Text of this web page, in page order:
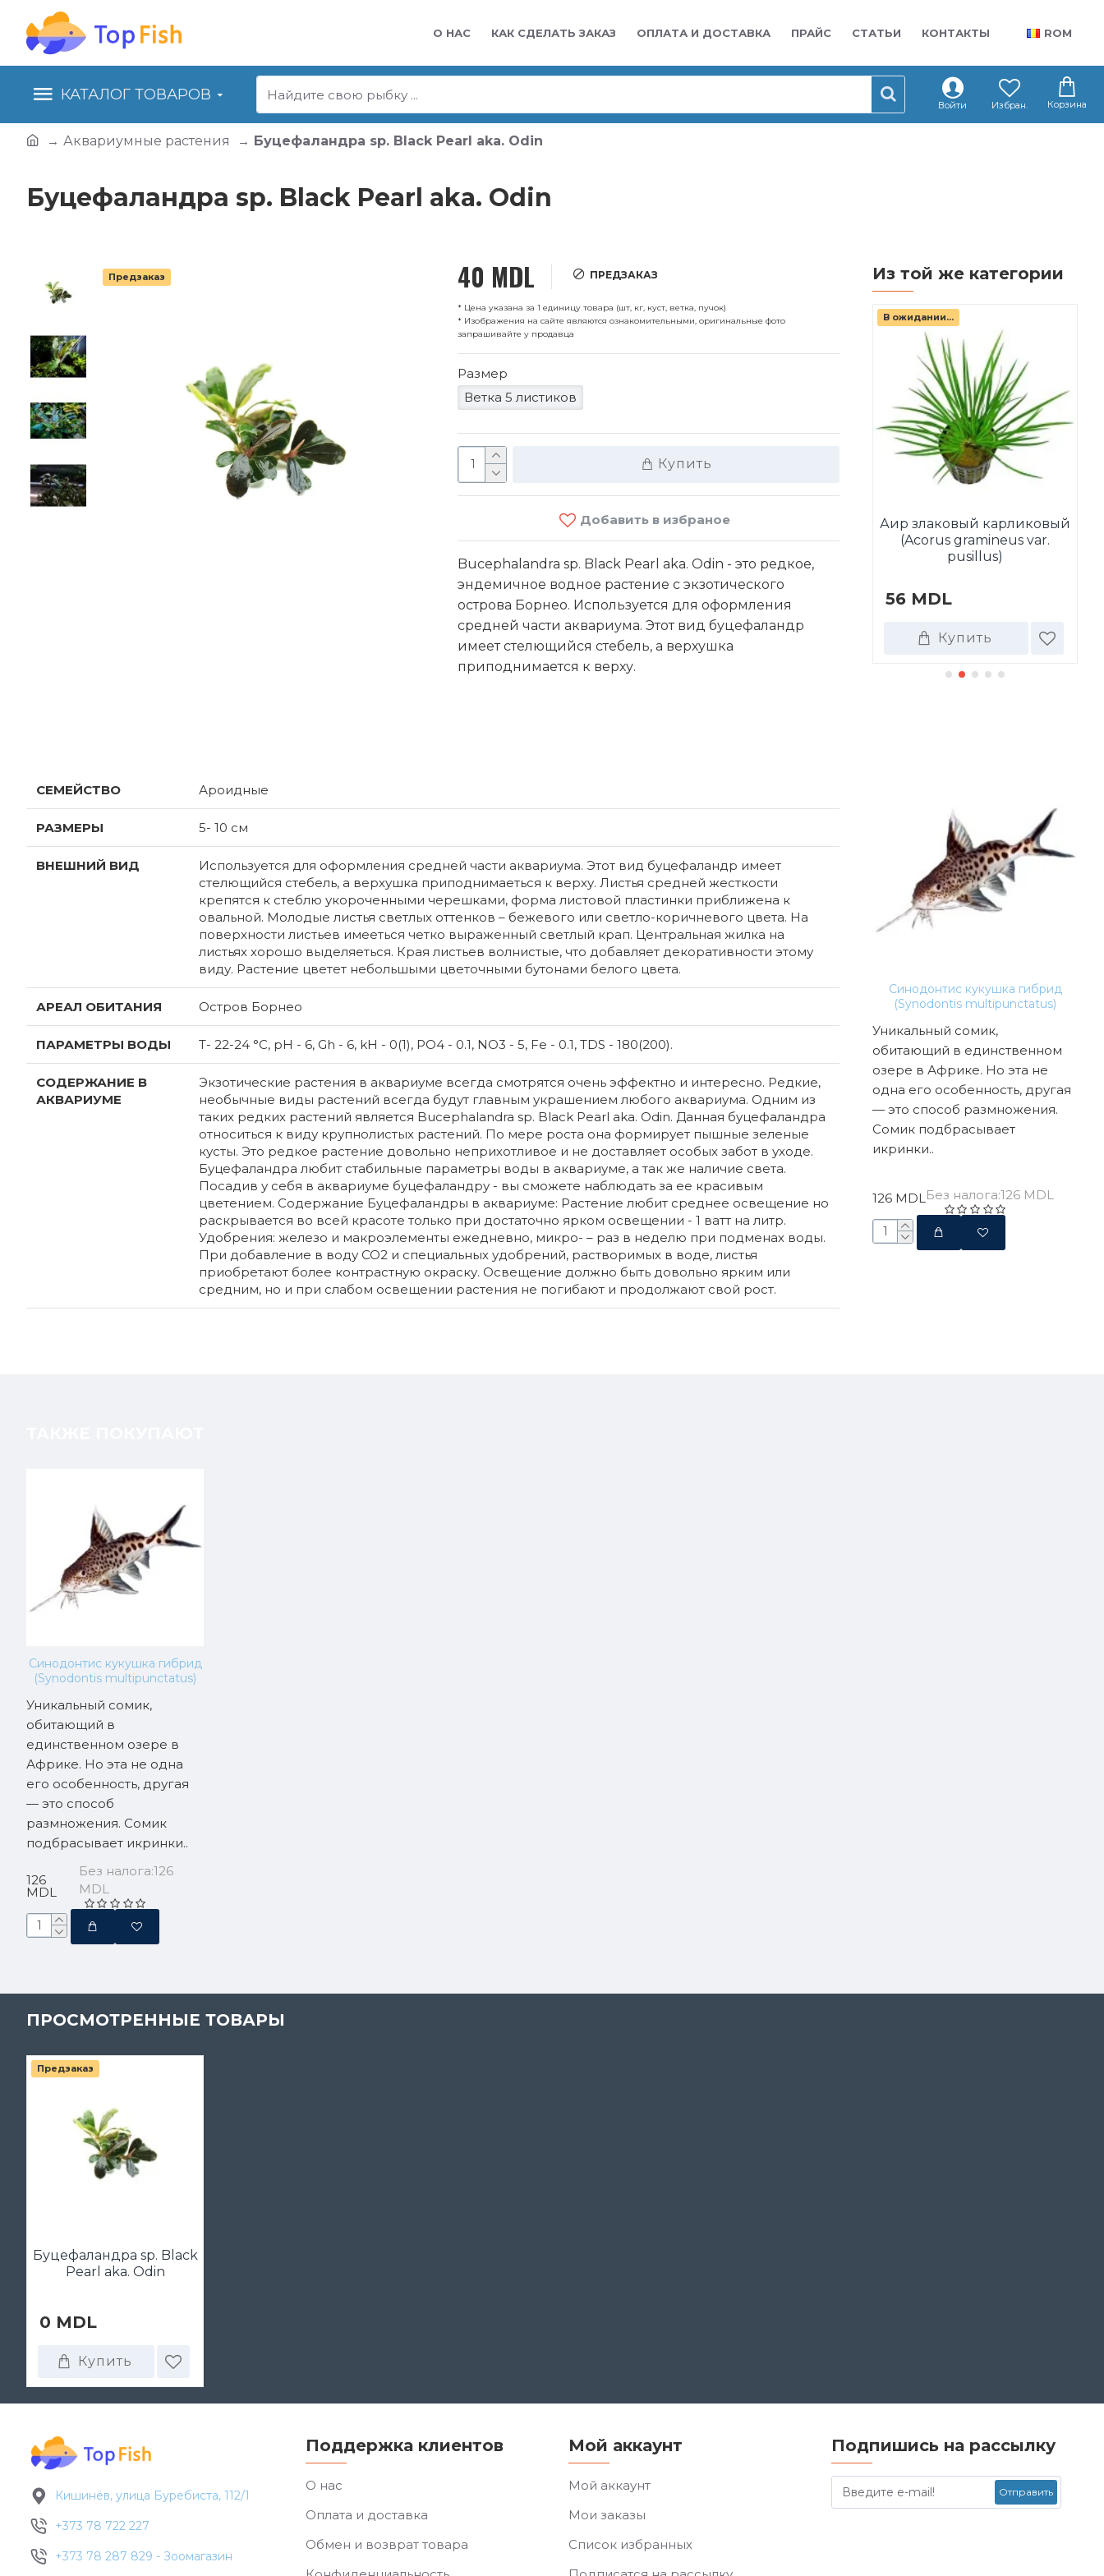
О НАС КАК СДЕЛАТЬ ЗАКАЗ ОПЛАТА И ДОСТАВКА ПРАЙС СТАТЬИ КОНТАКТЫ ROM
КАТАЛОГ ТОВАРОВ
Войти Избран. Корзина
Аквариумные растения Буцефаландра sp. Black Pearl aka. Odin
Буцефаландра sp. Black Pearl aka. Odin
Предзаказ 40 MDL ПРЕДЗАКАЗ
* Цена указана за 1 единицу товара (шт, кг, куст, ветка, пучок)
* Изображения на сайте являются ознакомительными, оригинальные фото
запрашивайте у продавца
Размер
Ветка 5 листиков
Купить
Добавить в избраное
Bucephalandra sp. Black Pearl aka. Odin - это редкое,
эндемичное водное растение с экзотического
острова Борнео. Используется для оформления
средней части аквариума. Этот вид буцефаландр
имеет стелющийся стебель, а верхушка
приподнимается к верху.
СЕМЕЙСТВО Ароидные
РАЗМЕРЫ 5- 10 см
ВНЕШНИЙ ВИД
Используется для оформления средней части аквариума. Этот вид буцефаландр имеет
стелющийся стебель, а верхушка приподнимаеться к верху. Листья средней жесткости
крепятся к стеблю укороченными черешками, форма листовой пластинки приближена к
овальной. Молодые листья светлых оттенков – бежевого или светло-коричневого цвета. На
поверхности листьев имееться четко выраженный светлый крап. Центральная жилка на
листьях хорошо выделяеться. Края листьев волнистые, что добавляет декоративности этому
виду. Растение цветет небольшыми цветочными бутонами белого цвета.
АРЕАЛ ОБИТАНИЯ Остров Борнео
ПАРАМЕТРЫ ВОДЫ T- 22-24 °С, pH - 6, Gh - 6, kH - 0(1), PO4 - 0.1, NO3 - 5, Fe - 0.1, TDS - 180(200).
СОДЕРЖАНИЕ В
АКВАРИУМЕ
Экзотические растения в аквариуме всегда смотрятся очень эффектно и интересно. Редкие,
необычные виды растений всегда будут главным украшением любого аквариума. Одним из
таких редких растений является Bucephalandra sp. Black Pearl aka. Odin. Данная буцефаландра
относиться к виду крупнолистых растений. По мере роста она формирует пышные зеленые
кусты. Это редкое растение довольно неприхотливое и не доставляет особых забот в уходе.
Буцефаландра любит стабильные параметры воды в аквариуме, а так же наличие света.
Посадив у себя в аквариуме буцефаландру - вы сможете наблюдать за ее красивым
цветением. Содержание Буцефаландры в аквариуме: Растение любит среднее освещение но
раскрывается во всей красоте только при достаточно ярком освещении - 1 ватт на литр.
Удобрения: железо и макроэлементы ежедневно, микро- – раз в неделю при подменах воды.
При добавление в воду СО2 и специальных удобрений, растворимых в воде, листья
приобретают более контрастную окраску. Освещение должно быть довольно ярким или
средним, но и при слабом освещении растения не погибают и продолжают свой рост.
Из той же категории
Rotala wallichii
90 MDL
Купить
В ожидании...
Аир злаковый карликовый
(Acorus gramineus var.
pusillus)
56 MDL
Купить
Синодонтис кукушка гибрид
(Synodontis multipunctatus)
Уникальный сомик,
обитающий в единственном
озере в Африке. Но эта не
одна его особенность, другая
— это способ размножения.
Сомик подбрасывает
икринки..
126 MDL Без налога:126 MDL
Синодонтис кукушка гибрид
(Synodontis multipunctatus)
Уникальный сомик,
обитающий в
единственном озере в
Африке. Но эта не одна
его особенность, другая
— это способ
размножения. Сомик
подбрасывает икринки..
126
MDL
Без налога:126
MDL
ПРОСМОТРЕННЫЕ ТОВАРЫ
Предзаказ
Буцефаландра sp. Black
Pearl aka. Odin
0 MDL
Купить
Кишинёв, улица Буребиста, 112/1
+373 78 722 227
+373 78 287 829 - Зоомагазин
Поддержка клиентов
О нас
Оплата и доставка
Обмен и возврат товара
Мой аккаунт
Мой аккаунт
Мои заказы
Список избранных
Подпишись на рассылку
Отправить